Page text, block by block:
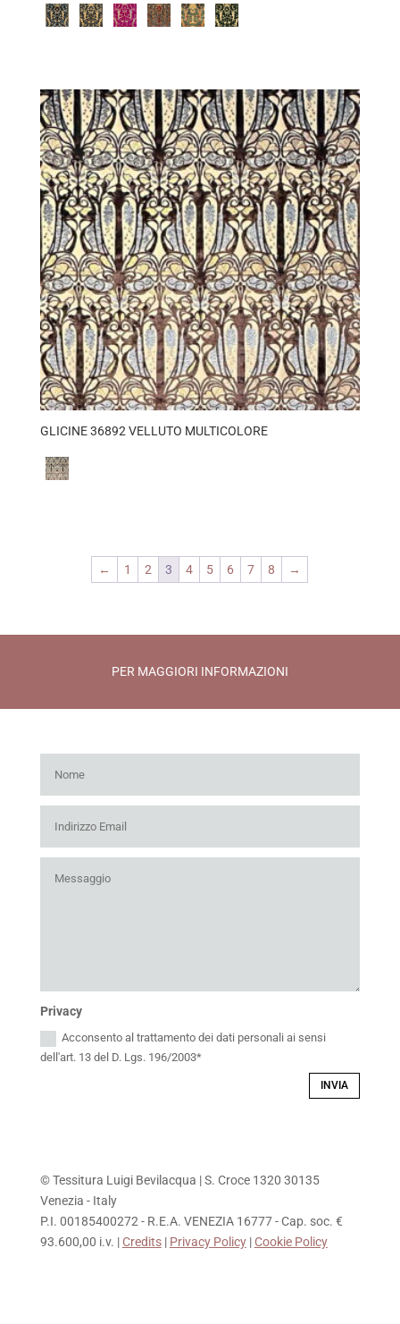
GLICINE 36892 VELLUTO MULTICOLORE
← 1 2 3 4 5 6 7 8 →
PER MAGGIORI INFORMAZIONI
Privacy
Acconsento al trattamento dei dati personali ai sensi
dell'art. 13 del D. Lgs. 196/2003*
INVIA
© Tessitura Luigi Bevilacqua | S. Croce 1320 30135
Venezia - Italy
P.I. 00185400272 - R.E.A. VENEZIA 16777 - Cap. soc. €
93.600,00 i.v. |Credits| Privacy Policy|Cookie Policy